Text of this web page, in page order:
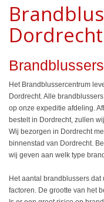
Dordrecht
Het Brandblussercentrum
Dordrecht. Alle
op onze expeditie afdeling.
bestelt in Dordrecht, zullen
Wij bezorgen in Dordrecht
binnenstad van Dordrecht.
wij geven aan welk type
Het aantal brandblussers
factoren. De grootte van het